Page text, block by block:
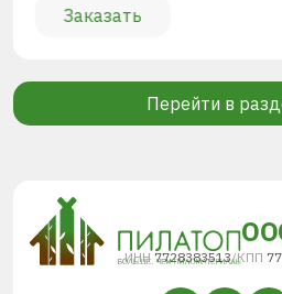
Заказать
Перейти в
ИНН 7728383513/КПП